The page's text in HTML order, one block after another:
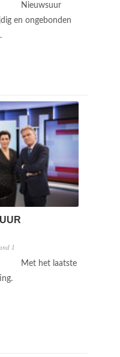
Nieuwsuur
en ongebonden
1
Met het laatste